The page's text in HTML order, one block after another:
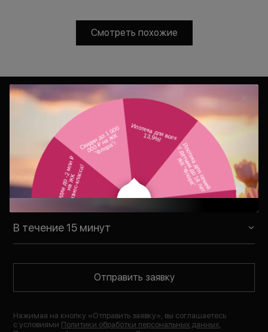
Смотреть похожие
Консультация
Ваш персональный менеджер
свяжется с Вами в удобное для Вас
В течение 15 минут
Отправить заявку
Нажимая на кнопку «Отправить заявку», вы соглашаетесь
с условиями Политики обработки персональных данных